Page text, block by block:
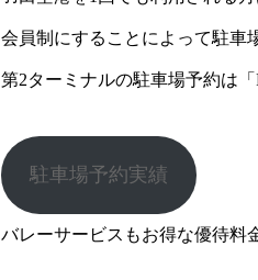
会員制にすることによって駐車
第2ターミナルの駐車場予約は
駐車場予約実績
バレーサービスもお得な優待料